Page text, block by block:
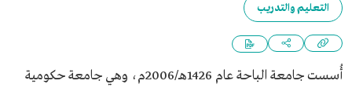
التعليم والتدريب
أُسست جامعة الباحة عام 1426هـ/2006م، وهي جامعة حكومية